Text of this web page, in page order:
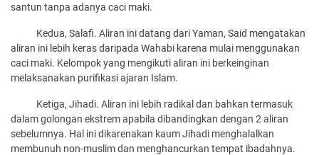
santun tanpa adanya caci maki.
Kedua, Salafi. Aliran ini datang dari Yaman, Said mengatakan
aliran ini lebih keras daripada Wahabi karena mulai menggunakan
caci maki. Kelompok yang mengikuti aliran ini berkeinginan
melaksanakan purifikasi ajaran Islam.
Ketiga, Jihadi. Aliran ini lebih radikal dan bahkan termasuk
dalam golongan ekstrem apabila dibandingkan dengan 2 aliran
sebelumnya. Hal ini dikarenakan kaum Jihadi menghalalkan
membunuh non-muslim dan menghancurkan tempat ibadahnya.